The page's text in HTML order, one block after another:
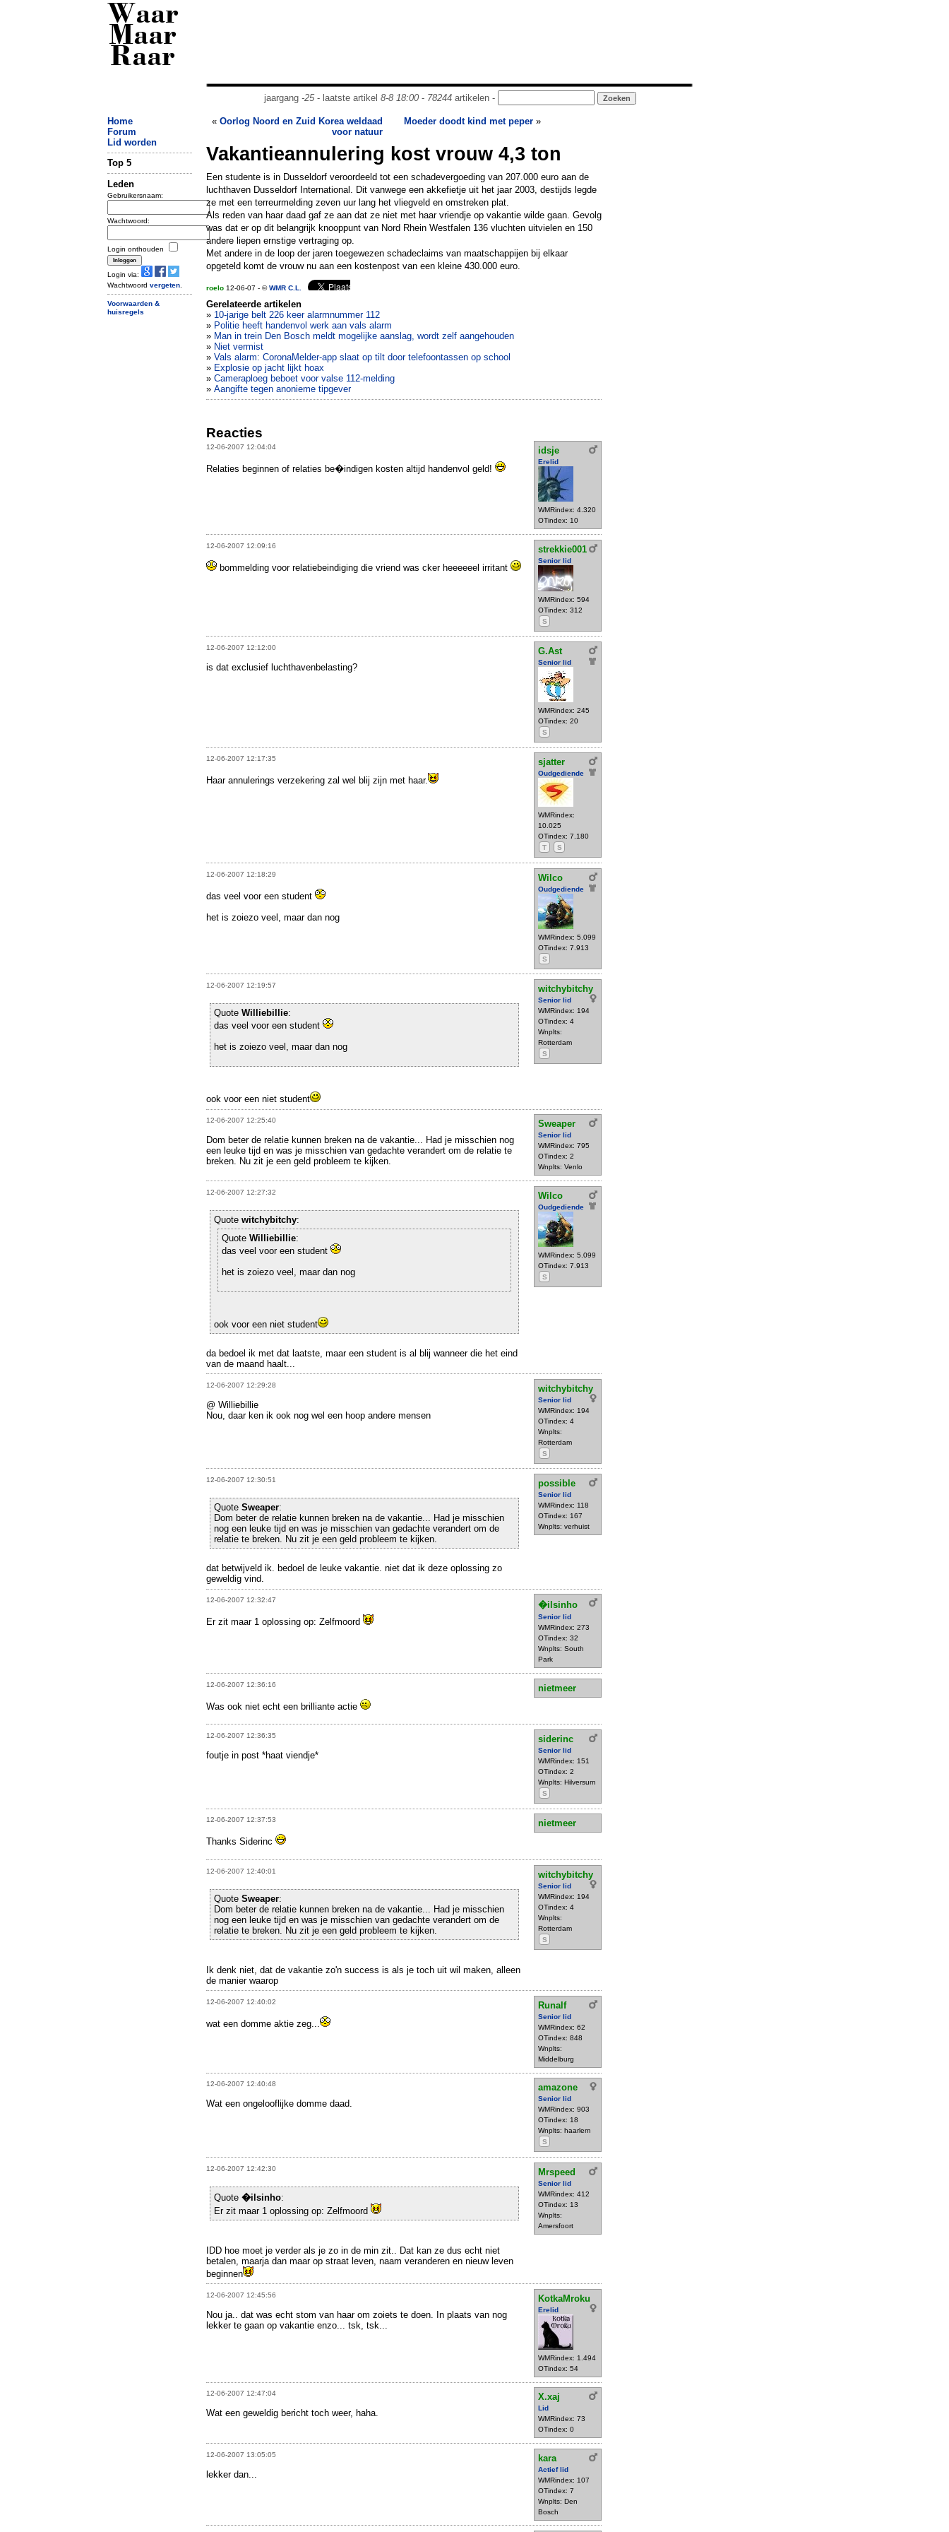
Waar
Maar
Raar
jaargang -25- laatste artikel 8-8 18:00- 78244artikelen -
Home
Forum
Lid worden
Top 5
Leden
Gebruikersnaam:
Wachtwoord:
Login onthouden
Login via:
Wachtwoord vergeten
Voorwaarden &
huisregels
« Oorlog Noord en Zuid Korea weldaad
voor natuur
Moeder doodt kind met peper »
Vakantieannulering kost vrouw 4,3 ton
Een studente is in Dusseldorf veroordeeld tot een schadevergoeding van 207.000 euro aan de
luchthaven Dusseldorf International. Dit vanwege een akkefietje uit het jaar 2003, destijds legde
ze met een terreurmelding zeven uur lang het vliegveld en omstreken plat.
Als reden van haar daad gaf ze aan dat ze niet met haar vriendje op vakantie wilde gaan. Gevolg
was dat er op dit belangrijk knooppunt van Nord Rhein Westfalen 136 vluchten uitvielen en 150
andere liepen ernstige vertraging op.
Met andere in de loop der jaren toegewezen schadeclaims van maatschappijen bij elkaar
opgeteld komt de vrouw nu aan een kostenpost van een kleine 430.000 euro.
roelo 12-06-07 - ©WMR C.L.
Gerelateerde artikelen
» 10-jarige belt 226 keer alarmnummer 112
» Politie heeft handenvol werk aan vals alarm
» Man in trein Den Bosch meldt mogelijke aanslag, wordt zelf aangehouden
» Niet vermist
» Vals alarm: CoronaMelder-app slaat op tilt door telefoontassen op school
» Explosie op jacht lijkt hoax
» Cameraploeg beboet voor valse 112-melding
» Aangifte tegen anonieme tipgever
Reacties
12-06-2007 12:04:04 idsje
Erelid
WMRindex: 4.320
OTindex: 10
Relaties beginnen of relaties be�indigen kosten altijd handenvol geld!
12-06-2007 12:09:16 strekkie001
Senior lid
WMRindex: 594
OTindex: 312
S
bommelding voor relatiebeindiging die vriend was cker heeeeeel irritant
12-06-2007 12:12:00 G.Ast
Senior lid
WMRindex: 245
OTindex: 20
S
is dat exclusief luchthavenbelasting?
12-06-2007 12:17:35 sjatter
Oudgediende
WMRindex:
10.025
OTindex: 7.180
T
S
Haar annulerings verzekering zal wel blij zijn met haar.
12-06-2007 12:18:29 Wilco
Oudgediende
WMRindex: 5.099
OTindex: 7.913
S
das veel voor een student
het is zoiezo veel, maar dan nog
12-06-2007 12:19:57 witchybitchy
Senior lid
WMRindex: 194
OTindex: 4
Wnplts:
Rotterdam
S
Quote Williebillie:
das veel voor een student
het is zoiezo veel, maar dan nog
ook voor een niet student
12-06-2007 12:25:40 Sweaper
Senior lid
WMRindex: 795
OTindex: 2
Wnplts: Venlo
Dom beter de relatie kunnen breken na de vakantie... Had je misschien nog
een leuke tijd en was je misschien van gedachte verandert om de relatie te
breken. Nu zit je een geld probleem te kijken.
12-06-2007 12:27:32 Wilco
Oudgediende
WMRindex: 5.099
OTindex: 7.913
S
Quote witchybitchy:
Quote Williebillie:
das veel voor een student
het is zoiezo veel, maar dan nog
ook voor een niet student
da bedoel ik met dat laatste, maar een student is al blij wanneer die het eind
van de maand haalt...
12-06-2007 12:29:28 witchybitchy
Senior lid
WMRindex: 194
OTindex: 4
Wnplts:
Rotterdam
S
@ Williebillie
Nou, daar ken ik ook nog wel een hoop andere mensen
12-06-2007 12:30:51 possible
Senior lid
WMRindex: 118
OTindex: 167
Wnplts: verhuist
Quote Sweaper:
Dom beter de relatie kunnen breken na de vakantie... Had je misschien
nog een leuke tijd en was je misschien van gedachte verandert om de
relatie te breken. Nu zit je een geld probleem te kijken.
dat betwijveld ik. bedoel de leuke vakantie. niet dat ik deze oplossing zo
geweldig vind.
12-06-2007 12:32:47 �ilsinho
Senior lid
WMRindex: 273
OTindex: 32
Wnplts: South
Park
Er zit maar 1 oplossing op: Zelfmoord
12-06-2007 12:36:16
nietmeer
Was ook niet echt een brilliante actie
12-06-2007 12:36:35 siderinc
Senior lid
WMRindex: 151
OTindex: 2
Wnplts: Hilversum
S
foutje in post *haat viendje*
12-06-2007 12:37:53
nietmeer
Thanks Siderinc
12-06-2007 12:40:01 witchybitchy
Senior lid
WMRindex: 194
OTindex: 4
Wnplts:
Rotterdam
S
Quote Sweaper:
Dom beter de relatie kunnen breken na de vakantie... Had je misschien
nog een leuke tijd en was je misschien van gedachte verandert om de
relatie te breken. Nu zit je een geld probleem te kijken.
Ik denk niet, dat de vakantie zo'n success is als je toch uit wil maken, alleen
de manier waarop
12-06-2007 12:40:02 Runalf
Senior lid
WMRindex: 62
OTindex: 848
Wnplts:
Middelburg
wat een domme aktie zeg...
12-06-2007 12:40:48 amazone
Senior lid
WMRindex: 903
OTindex: 18
Wnplts: haarlem
S
Wat een ongelooflijke domme daad.
12-06-2007 12:42:30 Mrspeed
Senior lid
WMRindex: 412
OTindex: 13
Wnplts:
Amersfoort
Quote �ilsinho:
Er zit maar 1 oplossing op: Zelfmoord
IDD hoe moet je verder als je zo in de min zit.. Dat kan ze dus echt niet
betalen, maarja dan maar op straat leven, naam veranderen en nieuw leven
beginnen
12-06-2007 12:45:56 KotkaMroku
Erelid
WMRindex: 1.494
OTindex: 54
Nou ja.. dat was echt stom van haar om zoiets te doen. In plaats van nog
lekker te gaan op vakantie enzo... tsk, tsk...
12-06-2007 12:47:04 X.xaj
Lid
WMRindex: 73
OTindex: 0
Wat een geweldig bericht toch weer, haha.
12-06-2007 13:05:05 kara
Actief lid
WMRindex: 107
OTindex: 7
Wnplts: Den
Bosch
lekker dan...